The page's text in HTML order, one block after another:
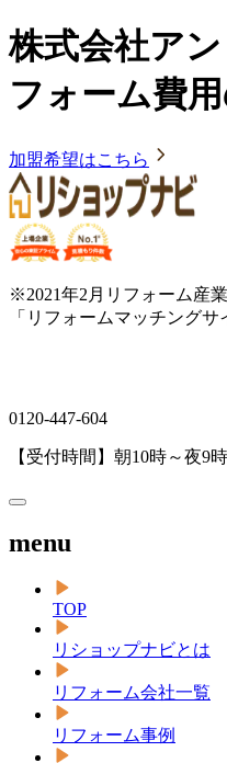
株式会社ア
フォーム費
加盟希望はこちら
※2021年2月リフォーム産
「リフォームマッチング
0120-447-604
【受付時間】朝10時～夜9時
menu
TOP
リショップナビとは
リフォーム会社一覧
リフォーム事例